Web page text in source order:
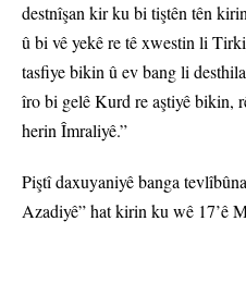
destnîşan kir ku bi tiştên tên
û bi vê yekê re tê xwestin li
tasfiye bikin û ev bang li
îro bi gelê Kurd re aştiyê bikin,
herin Îmraliyê.”
Piştî daxuyaniyê banga
Azadiyê” hat kirin ku wê 17’ê